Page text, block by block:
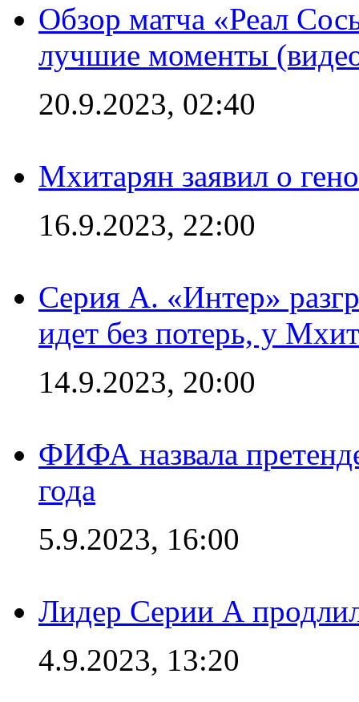
Обзор матча «Реал
лучшие моменты
20.9.2023, 02:40
Мхитарян заявил о
16.9.2023, 22:00
Серия А. «Интер»
идет без потерь, у
14.9.2023, 20:00
ФИФА назвала
года
5.9.2023, 16:00
Лидер Серии А
4.9.2023, 13:20